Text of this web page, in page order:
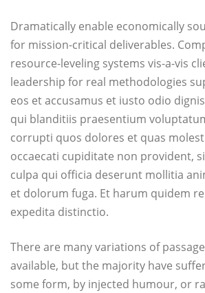
Dramatically enable economically
for mission-critical deliverables.
resource-leveling systems vis-a-vis
leadership for real methodologies
eos et accusamus et iusto odio
qui blanditiis praesentium
corrupti quos dolores et quas
occaecati cupiditate non provident,
culpa qui officia deserunt mollitia
et dolorum fuga. Et harum quidem
expedita distinctio.
There are many variations of
available, but the majority have
some form, by injected humour, or